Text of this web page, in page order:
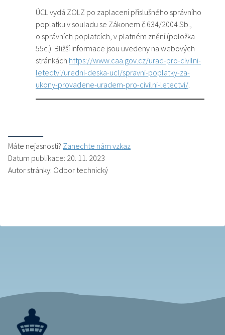
ÚCL vydá ZOLZ po zaplacení příslušného správního
poplatku v souladu se Zákonem č.634/2004 Sb.,
o správních poplatcích, v platném znění (položka
55c.). Bližší informace jsou uvedeny na webových
stránkách https://www.caa.gov.cz/urad-pro-civilni-
letectvi/uredni-deska-ucl/spravni-poplatky-za-
ukony-provadene-uradem-pro-civilni-letectvi/.
Máte nejasnosti? Zanechte nám vzkaz
Datum publikace: 20. 11. 2023
Autor stránky: Odbor technický